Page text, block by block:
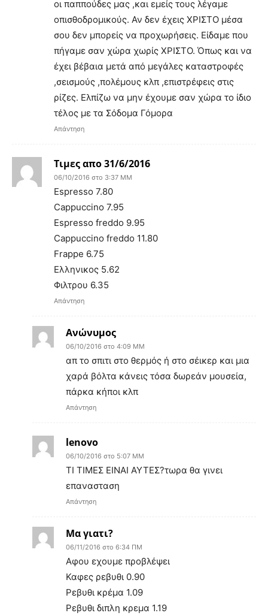
οι παππούδες μας ,και εμείς τους λέγαμε
οπισθοδρομικούς. Αν δεν έχεις ΧΡΙΣΤΟ μέσα
σου δεν μπορείς να προχωρήσεις. Είδαμε που
πήγαμε σαν χώρα χωρίς ΧΡΙΣΤΟ. Όπως και να
έχει βέβαια μετά από μεγάλες καταστροφές
,σεισμούς ,πολέμους κλπ ,επιστρέφεις στις
ρίζες. Ελπίζω να μην έχουμε σαν χώρα το ίδιο
τέλος με τα Σόδομα Γόμορα
Απάντηση
Τιμες απο 31/6/2016
06/10/2016 στο 3:37 ΜΜ
Espresso 7.80
Cappuccino 7.95
Espresso freddo 9.95
Cappuccino freddo 11.80
Frappe 6.75
Ελληνικος 5.62
Φιλτρου 6.35
Απάντηση
Ανώνυμος
06/10/2016 στο 4:09 ΜΜ
απ το σπιτι στο θερμός ή στο σέικερ και μια
χαρά βόλτα κάνεις τόσα δωρεάν μουσεία,
πάρκα κήποι κλπ
Απάντηση
lenovo
06/10/2016 στο 5:07 ΜΜ
ΤΙ ΤΙΜΕΣ ΕΙΝΑΙ ΑΥΤΕΣ?τωρα θα γινει
επανασταση
Απάντηση
Μα γιατι?
06/11/2016 στο 6:34 ΠΜ
Αφου εχουμε προβλέψει
Καφες ρεβυθι 0.90
Ρεβυθι κρέμα 1.09
Ρεβυθι διπλη κρεμα 1.19